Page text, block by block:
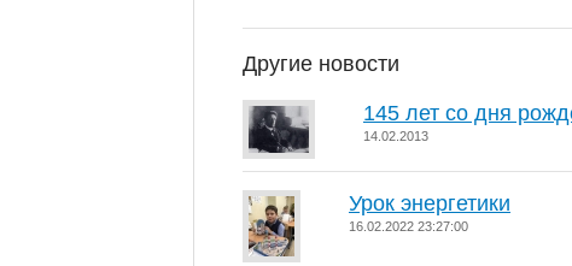
Другие новости
145 лет со дня
14.02.2013
Урок энергетики
16.02.2022 23:27:00